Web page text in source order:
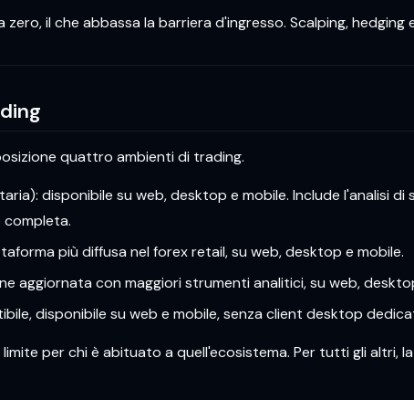
zero, il che abbassa la barriera d'ingresso. Scalping,
quattro ambienti di trading.
disponibile su web, desktop e mobile. Include l'analisi
completa.
più diffusa nel forex retail, su web, desktop e mobile.
aggiornata con maggiori strumenti analitici, su web,
disponibile su web e mobile, senza client desktop
limite per chi è abituato a quell'ecosistema. Per tutti gli